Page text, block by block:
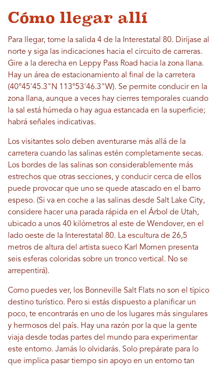
Cómo llegar allí
Para llegar, tome la salida 4 de la Interestatal 80. Diríjase al
norte y siga las indicaciones hacia el circuito de carreras.
Gire a la derecha en Leppy Pass Road hacia la zona llana.
Hay un área de estacionamiento al final de la carretera
(40°45'45.3"N 113°53'46.3"W). Se permite conducir en la
zona llana, aunque a veces hay cierres temporales cuando
la sal está húmeda o hay agua estancada en la superficie;
habrá señales indicativas.
Los visitantes solo deben aventurarse más allá de la
carretera cuando las salinas estén completamente secas.
Los bordes de las salinas son considerablemente más
estrechos que otras secciones, y conducir cerca de ellos
puede provocar que uno se quede atascado en el barro
espeso. (Si va en coche a las salinas desde Salt Lake City,
considere hacer una parada rápida en el Árbol de Utah,
ubicado a unos 40 kilómetros al este de Wendover, en el
lado oeste de la Interestatal 80. La escultura de 26,5
metros de altura del artista sueco Karl Momen presenta
seis esferas coloridas sobre un tronco vertical. No se
arrepentirá).
Como puedes ver, los Bonneville Salt Flats no son el típico
destino turístico. Pero si estás dispuesto a planificar un
poco, te encontrarás en uno de los lugares más singulares
y hermosos del país. Hay una razón por la que la gente
viaja desde todas partes del mundo para experimentar
este entorno. Jamás lo olvidarás. Solo prepárate para lo
que implica pasar tiempo sin apoyo en un entorno tan